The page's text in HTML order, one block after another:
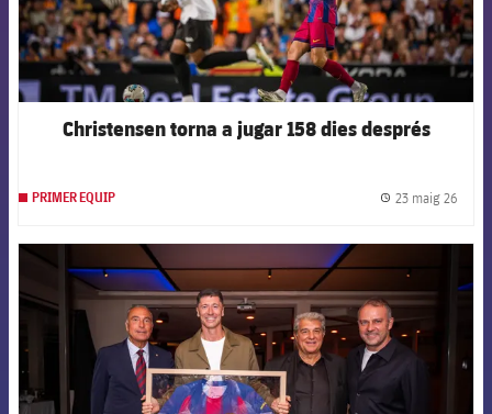
Christensen torna a jugar 158 dies després
PRIMER EQUIP 23 maig 26
FCB Barcelona badge